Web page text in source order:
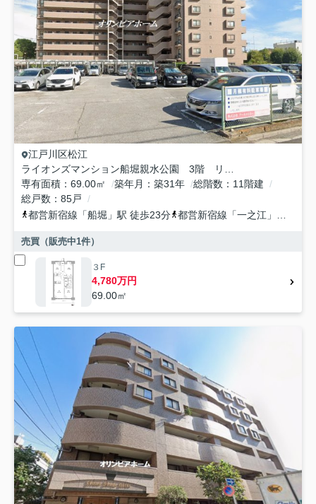
江戸川区松江
ライオンズマンション船堀親水公園 3階 リ ノベーション済
専有面積
69.00㎡ 築年月 築31年 総階数
11階建
総戸数
85戸
都営新宿線 「船堀 」駅 徒歩23分 都営新宿線 「一之江 」駅 徒歩25分
売買（販売中1件）
３F
4,780万円
69.00㎡